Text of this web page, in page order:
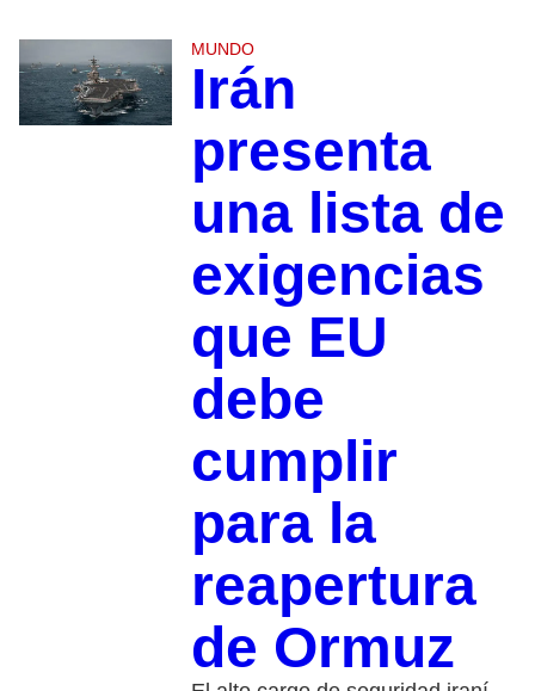
MUNDO
Irán
presenta
una lista de
exigencias
que EU
debe
cumplir
para la
reapertura
de Ormuz